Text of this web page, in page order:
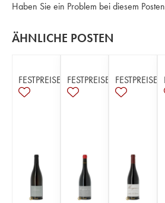
Haben Sie ein Problem bei diesem
ÄHNLICHE POSTEN
FESTPREISE FESTPREISE FESTPREISE